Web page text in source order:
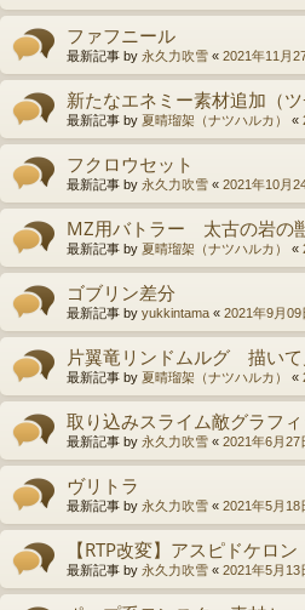
ファフニール
最新記事 by 永久力吹雪 « 2021年11月
新たなエネミー素材追加（ツ
最新記事 by 夏晴瑠架（ナツハルカ） «
フクロウセット
最新記事 by 永久力吹雪 « 2021年10月
MZ用バトラー 太古の岩の
最新記事 by 夏晴瑠架（ナツハルカ） «
ゴブリン差分
最新記事 by yukkintama « 2021年9月
片翼竜リンドムルグ 描いて
最新記事 by 夏晴瑠架（ナツハルカ） «
取り込みスライム敵グラフ
最新記事 by 永久力吹雪 « 2021年6月27
ヴリトラ
最新記事 by 永久力吹雪 « 2021年5月18
【RTP改変】アスピドケロン
最新記事 by 永久力吹雪 « 2021年5月13